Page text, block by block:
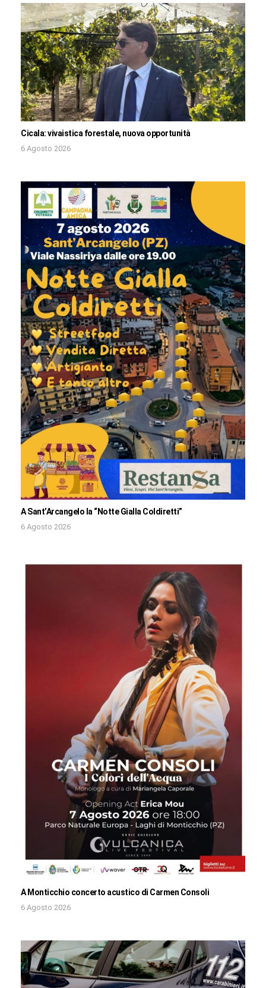
Cicala: vivaistica forestale, nuova opportunità
6 Agosto 2026
A Sant’Arcangelo la “Notte Gialla Coldiretti”
6 Agosto 2026
A Monticchio concerto acustico di Carmen Consoli
6 Agosto 2026